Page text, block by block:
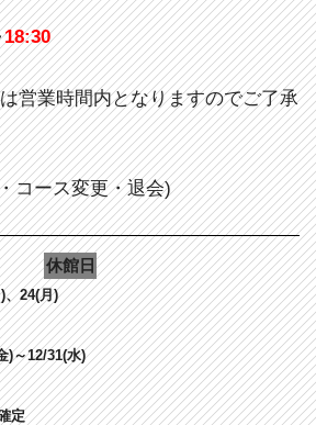
18:30
営業時間内となりますのでご了承
コース変更・退会)
休館日
、24(月)
)～12/31(水)
定